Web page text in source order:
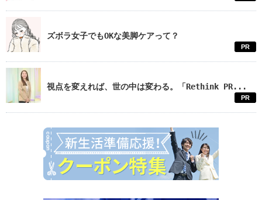
ズボラ女子でもOKな美脚ケアって？
PR
視点を変えれば、世の中は変わる。「Rethink PR...
PR